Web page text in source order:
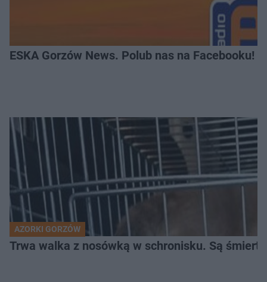
ESKA Gorzów News. Polub nas na Facebooku!
AZORKI GORZÓW
Trwa walka z nosówką w schronisku. Są